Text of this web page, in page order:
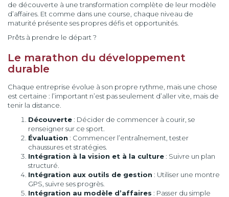
de découverte à une transformation complète de leur modèle
d’affaires. Et comme dans une course, chaque niveau de
maturité présente ses propres défis et opportunités.
Prêts à prendre le départ ?
Le marathon du développement
durable
Chaque entreprise évolue à son propre rythme, mais une chose
est certaine : l’important n’est pas seulement d’aller vite, mais de
tenir la distance.
Découverte: Décider de commencer à courir, se
renseigner sur ce sport.
Évaluation : Commencer l’entraînement, tester
chaussures et stratégies.
Intégration à la vision et à la culture: Suivre un plan
structuré.
Intégration aux outils de gestion : Utiliser une montre
GPS, suivre ses progrès.
Intégration au modèle d’affaires : Passer du simple